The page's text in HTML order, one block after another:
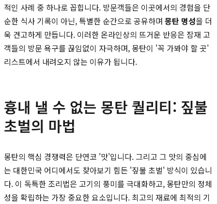
적인 사례 중 하나로 꼽힙니다. 방문객들은 이곳에서의 경험을 단
순한 식사 기록이 아닌, 특별한 순간으로 공유하며 몽탄 명성을 더
욱 견고하게 만듭니다. 이러한 온라인상의 뜨거운 반응은 잠재 고
객들의 방문 욕구를 끊임없이 자극하며, 몽탄이 '꼭 가봐야 할 곳'
리스트에서 내려오지 않는 이유가 됩니다.
흉내 낼 수 없는 몽탄 퀄리티: 짚불
초벌의 마법
몽탄의 핵심 경쟁력은 단연코 '맛'입니다. 그리고 그 맛의 중심에
는 대한민국 어디에서도 찾아보기 힘든 '짚불 초벌' 방식이 있습니
다. 이 독특한 조리법은 고기의 풍미를 극대화하고, 몽탄만의 정체
성을 확립하는 가장 중요한 요소입니다. 최고의 재료에 최적의 기